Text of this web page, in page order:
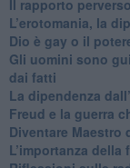
​Il rapporto
L’erotomania, la
​Dio è gay o il
​Gli uomini sono
dai fatti
La dipendenza
​Freud e la guerra
​Diventare Maestro
L’importanza